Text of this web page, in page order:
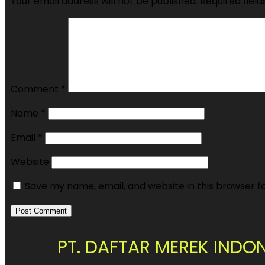
Comment *
Name *
Email *
Website
Save my name, email, and website in this browser
PT. DAFTAR MEREK